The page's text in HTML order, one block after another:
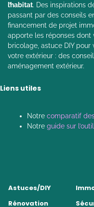
l’habitat. Des inspirations
passant par des conseils
financement de projet
apporte les réponses dont
bricolage, astuce DIY
votre extérieur : des
aménagement extérieur.
Liens utiles
Notre comparatif
Notre guide sur
Astuces/DIY
Rénovation